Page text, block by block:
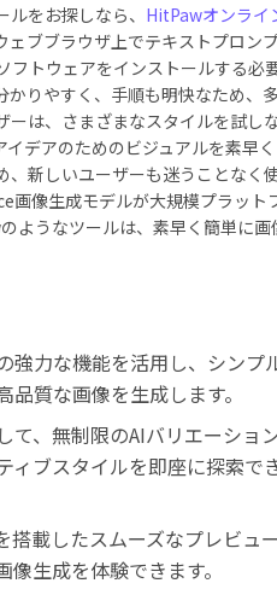
をお探しなら、 HitPawオンライ
ェブブラウザ上でテキストプロン
フトウェアをインストールする必
りやすく、手順も明快なため、
ーは、さまざまなスタイルを試し
デアのためのビジュアルを素早く
、新しいユーザーも迷うことなく
画像生成モデルが大規模プラット
ようなツールは、素早く簡単に画
強力な機能を活用し、シンプ
質な画像を生成します。
て、無制限のAIバリエーショ
ィブスタイルを即座に探索で
搭載したスムーズなプレビュ
生成を体験できます。